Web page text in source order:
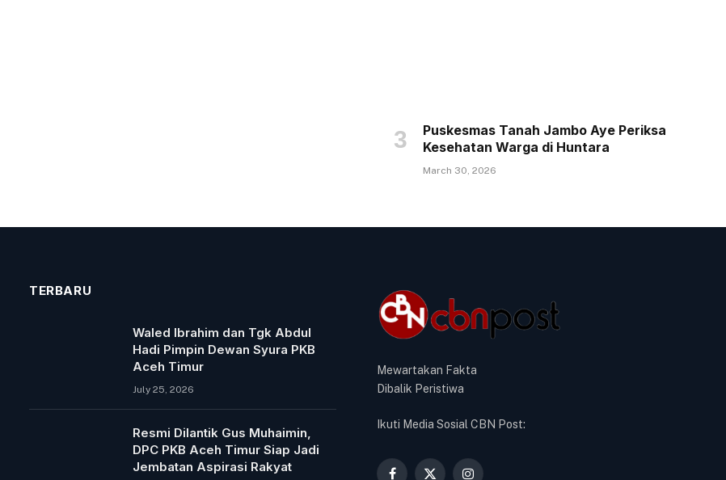
Puskesmas Tanah Jambo Aye Periksa
Kesehatan Warga di Huntara
March 30, 2026
TERBARU
Waled Ibrahim dan Tgk Abdul
Hadi Pimpin Dewan Syura PKB
Aceh Timur
July 25, 2026
Resmi Dilantik Gus Muhaimin,
DPC PKB Aceh Timur Siap Jadi
Jembatan Aspirasi Rakyat
Mewartakan Fakta
Dibalik Peristiwa
Ikuti Media Sosial CBN Post: